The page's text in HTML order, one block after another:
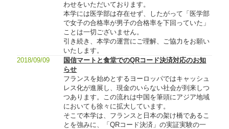
わせをいただいております。
本学には医学部は存在せず、したがって「医学部
で女子の合格率が男子の合格率を下回っていた」
ことは一切ございません。
引き続き、本学の運営にご理解、ご協力をお願い
いたします。
2018/09/09
国信マートと食堂でのQRコード決済対応のお知
らせ
フランスを始めとするヨーロッパではキャッシュ
レス化が進展し、現金のいらない社会が到来しつ
つあります。この流れは中国を筆頭にアジア地域
においても徐々に拡大しています。
そこで本学は、フランスと日本の架け橋であるこ
とを強みに、「QRコード決済」の実証実験の一